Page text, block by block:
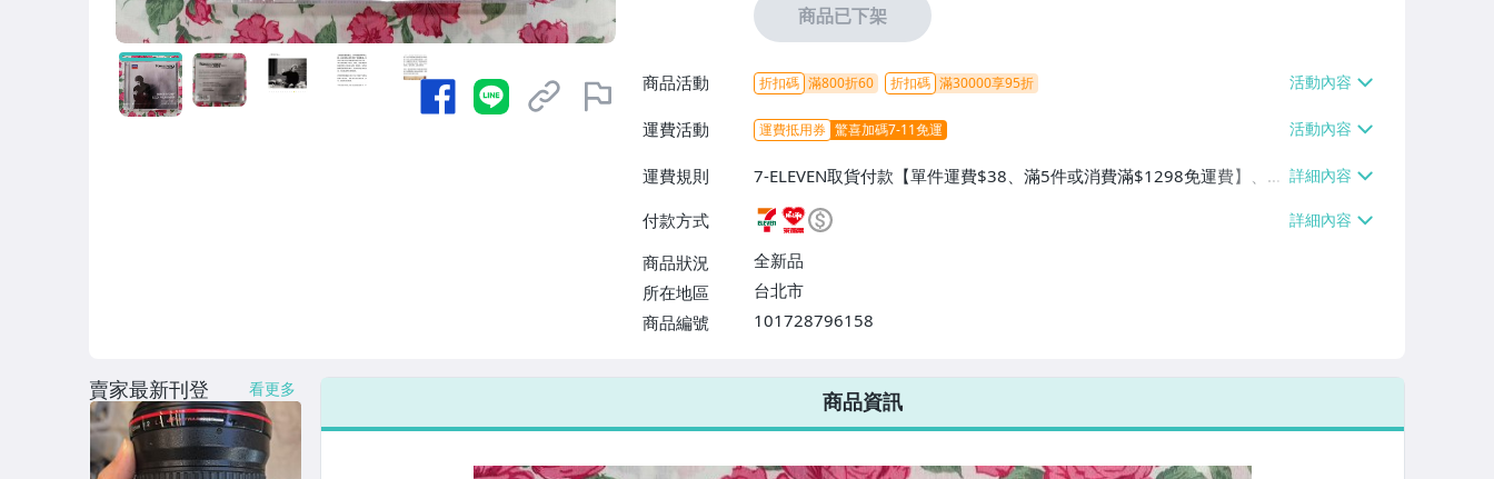
商品已下架
商品活動 折扣碼 滿800折60 折扣碼 滿30000享95折
運費活動 運費抵用券 驚喜加碼7-11免運
運費規則
7-ELEVEN取貨付款【單件運費$38、滿5件或消費滿$1298免運費】、7-
ELEVEN取貨不付款【免運費】、萊爾富取貨付款【單件運費$60、滿5件
或消費滿$1298免運費】、宅配/貨運【單件運費$120、滿5件或消費滿
$1598免運費】
付款方式
商品狀況
全新品
所在地區
台北市
商品編號
101728796158
7-ELEVEN 運費只要38元
不限金額、筆數，筆筆優惠無限次！
商品資訊
賣家最新刊登 看更多